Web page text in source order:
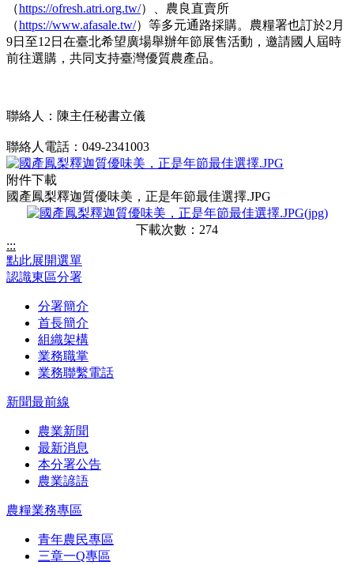
（https://ofresh.atri.org.tw/）、農良直賣所
（https://www.afasale.tw/）等多元通路採購。農糧署也訂於2月
9日至12日在臺北希望廣場舉辦年節展售活動，邀請國人屆時
前往選購，共同支持臺灣優質農產品。
聯絡人：陳主任秘書立儀
聯絡人電話：049-2341003
附件下載
國產鳳梨釋迦質優味美，正是年節最佳選擇.JPG
下載次數：274
:::
點此展開選單
認識東區分署
分署簡介
首長簡介
組織架構
業務職掌
業務聯繫電話
新聞最前線
農業新聞
最新消息
本分署公告
農業諺語
農糧業務專區
青年農民專區
三章一Q專區